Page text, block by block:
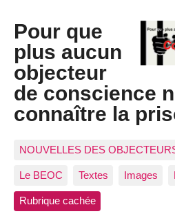
Pour que
plus aucun
objecteur
de conscience
connaître la
NOUVELLES DES
Le BEOC Textes Images
Rubrique cachée